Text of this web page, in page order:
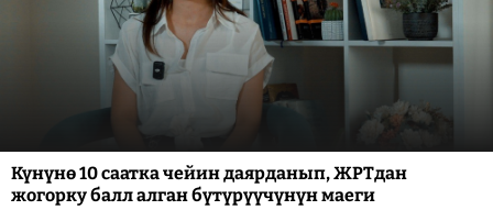
Күнүнө 10 саатка чейин даярданып, ЖРТдан
жогорку балл алган бүтүрүүчүнүн маеги